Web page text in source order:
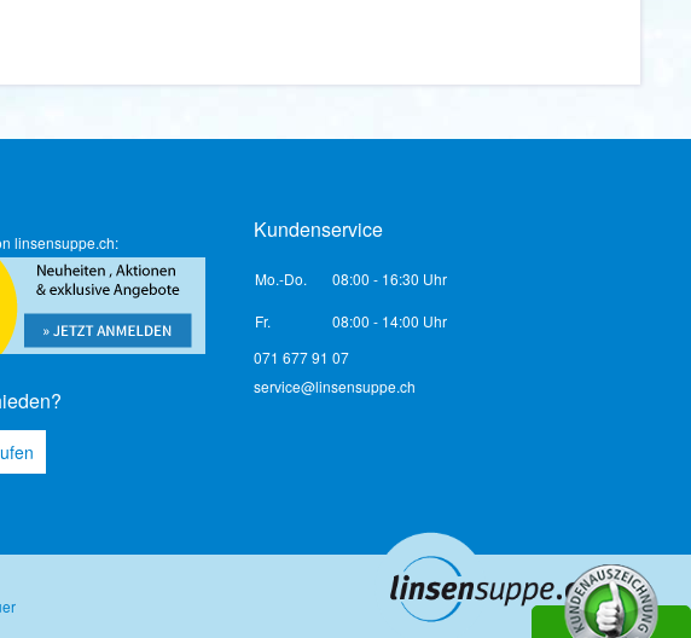
linsensuppe.ch: Kundenservice
Mo.-Do. 08:00 - 16:30 Uhr
Fr.
08:00 - 14:00 Uhr
071 677 91 07
service@linsensuppe.ch